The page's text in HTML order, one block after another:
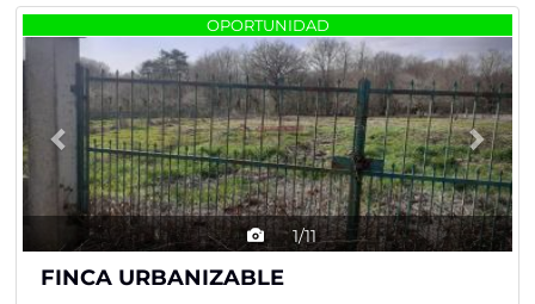
OPORTUNIDAD
1/11
Previous
FINCA URBANIZABLE